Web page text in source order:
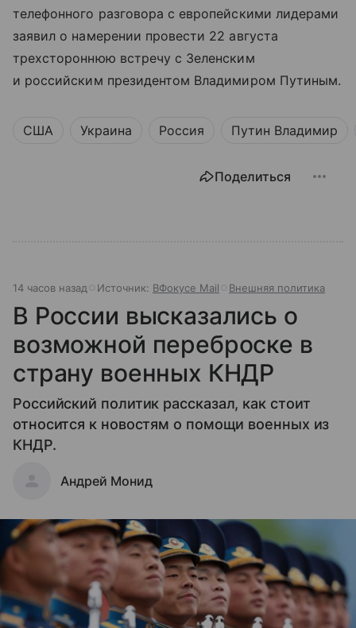
телефонного разговора с европейскими лидерами
заявил о намерении провести 22 августа
трехстороннюю встречу с Зеленским
и российским президентом Владимиром Путиным.
США Украина Россия Путин Владимир
Поделиться
14 часов назад Источник: ВФокусе Mail Внешняя политика
В России высказались о
возможной переброске в
страну военных КНДР
Российский политик рассказал, как стоит
относится к новостям о помощи военных из
КНДР.
Андрей Монид